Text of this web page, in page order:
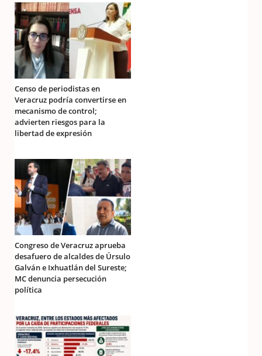
Censo de periodistas en
Veracruz podría convertirse en
mecanismo de control;
advierten riesgos para la
libertad de expresión
Congreso de Veracruz aprueba
desafuero de alcaldes de Úrsulo
Galván e Ixhuatlán del Sureste;
MC denuncia persecución
política